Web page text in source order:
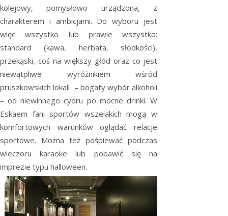
kolejowy, pomysłowo urządzona, z
charakterem i ambicjami. Do wyboru jest
więc wszystko lub prawie wszystko:
standard (kawa, herbata, słodkości),
przekąski, coś na większy głód oraz co jest
niewątpliwe wyróżnikiem wśród
pruszkowskich lokali – bogaty wybór alkoholi
– od niewinnego cydru po mocne drinki. W
Eskaem fani sportów wszelakich mogą w
komfortowych warunków oglądać relacje
sportowe. Można też pośpiewać podczas
wieczoru karaoke lub pobawić się na
imprezie typu halloween.